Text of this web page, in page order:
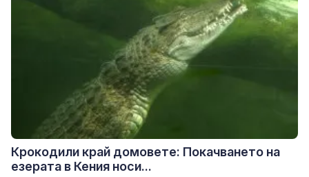
Крокодили край домовете: Покачването на
езерата в Кения носи...